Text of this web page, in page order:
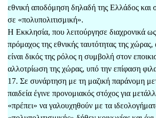
εθνική αποδόμηση δηλαδή της Ελλάδος και
σε «πολυπολιτισμική».
Η Εκκλησία, που λειτούργησε διαχρονικά ως
πρόμαχος της εθνικής ταυτότητας της χώρας,
είναι δικός της ρόλος η συμβολή στον
αλλοτρίωση της χώρας, υπό την επίφαση
17. Σε συνάρτηση με τη μαζική παράνομη
παιδεία έγινε προνομιακός στόχος για
«πρέπει» να γαλουχηθούν με τα